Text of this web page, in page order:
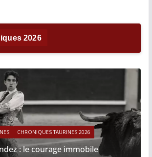
2026
CHRONIQUES TAURINES 2026
: le courage immobile